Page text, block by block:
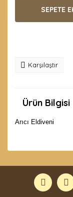
SEPETE
Karşılaştır
Ürün Bilgisi
Arıcı Eldiveni
formunu
Görüş ve